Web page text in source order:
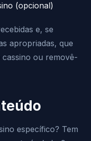
(opcional)
e, se
apropriadas, que
ou removê-
específico? Tem